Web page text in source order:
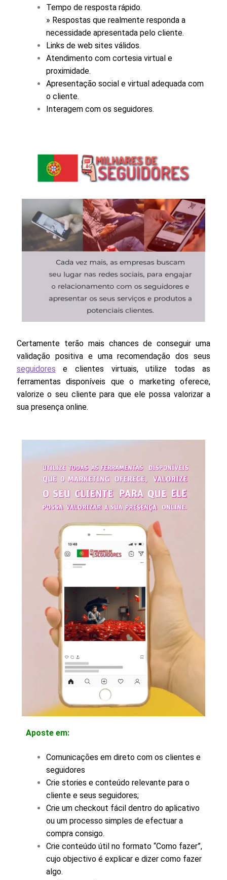
Tempo de resposta rápido.
» Respostas que realmente responda a
necessidade apresentada pelo cliente.
Links de web sites válidos.
Atendimento com cortesia virtual e
proximidade.
Apresentação social e virtual adequada com
o cliente.
Interagem com os seguidores.
Certamente terão mais chances de conseguir uma
validação positiva e uma recomendação dos seus
seguidores e clientes virtuais, utilize todas as
ferramentas disponíveis que o marketing oferece,
valorize o seu cliente para que ele possa valorizar a
sua presença online.
Aposte em:
Comunicações em direto com os clientes e
seguidores
Crie stories e conteúdo relevante para o
cliente e seus seguidores;
Crie um checkout fácil dentro do aplicativo
ou um processo simples de efectuar a
compra consigo.
Crie conteúdo útil no formato “Como fazer”,
cujo objectivo é explicar e dizer como fazer
algo.